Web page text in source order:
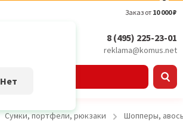
Нет
Заказ от 10 000 ₽
8 (495) 225-23-01
reklama@komus.net
Сумки, портфели, рюкзаки Шопперы,